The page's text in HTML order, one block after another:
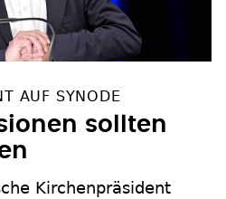
AUF SYNODE
sollten
Kirchenpräsident